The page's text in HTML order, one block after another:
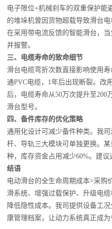
电子限位+机械刹车的双重保护能
的堆垛机曾因货物超载导致滑台
在采用带电流反馈的智能滑台，
并报警。
三、电缆寿命的致命细节
滑台电缆弯折次数直接影响使用
通PVC电缆，1年后出现断裂。改
后，电缆寿命从50万次提升至200
滑台型号。
四、备件库存的优化策略
通用化设计可减少备件种类。我
杆、导轨三大模块可单独更换。
种，库存资金占用减少60%。建议
结语
电动滑台的全生命周期成本=采购
滑系统、增强过载保护、升级电
降低隐性成本。我司提供设备工
康管理档案，让动力系统真正成为